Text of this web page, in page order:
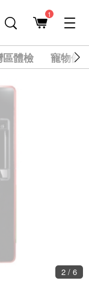
1
區體檢 寵物健
2 / 6